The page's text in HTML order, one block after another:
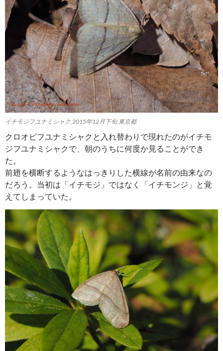
イチモジフユナミシャク,2015年12月下旬,東京都
クロオビフユナミシャクと入れ替わりで現れたのがイチモ
ジフユナミシャクで、朝のうちに何度か見ることができ
た。
前翅を横断するようなはっきりした横線が名前の由来なの
だろう。当初は「イチモジ」ではなく「イチモンジ」と覚
えてしまっていた。